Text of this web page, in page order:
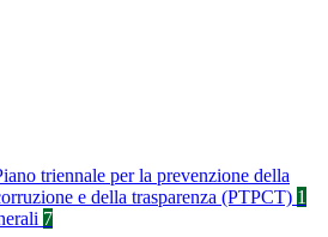
triennale per la prevenzione della
e della trasparenza (PTPCT) 1
7